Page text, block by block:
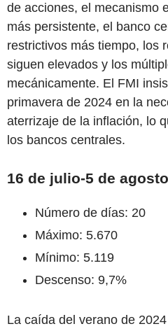
de acciones, el mecanismo
más persistente, el banco
restrictivos más tiempo, los
siguen elevados y los
mecánicamente. El FMI
primavera de 2024 en la
aterrizaje de la inflación, lo
los bancos centrales.
16 de julio-5 de
Número de días: 20
Máximo: 5.670
Mínimo: 5.119
Descenso: 9,7%
La caída del verano de